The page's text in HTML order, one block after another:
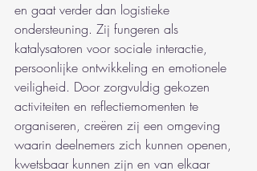
en gaat verder dan logistieke
ondersteuning. Zij fungeren als
katalysatoren voor sociale interactie,
persoonlijke ontwikkeling en emotionele
veiligheid. Door zorgvuldig gekozen
activiteiten en reflectiemomenten te
organiseren, creëren zij een omgeving
waarin deelnemers zich kunnen openen,
kwetsbaar kunnen zijn en van elkaar